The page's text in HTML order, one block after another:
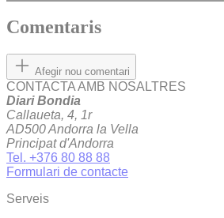
Comentaris
Afegir nou comentari
CONTACTA AMB NOSALTRES
Diari Bondia
Callaueta, 4, 1r
AD500 Andorra la Vella
Principat d'Andorra
Tel. +376 80 88 88
Formulari de contacte
Serveis